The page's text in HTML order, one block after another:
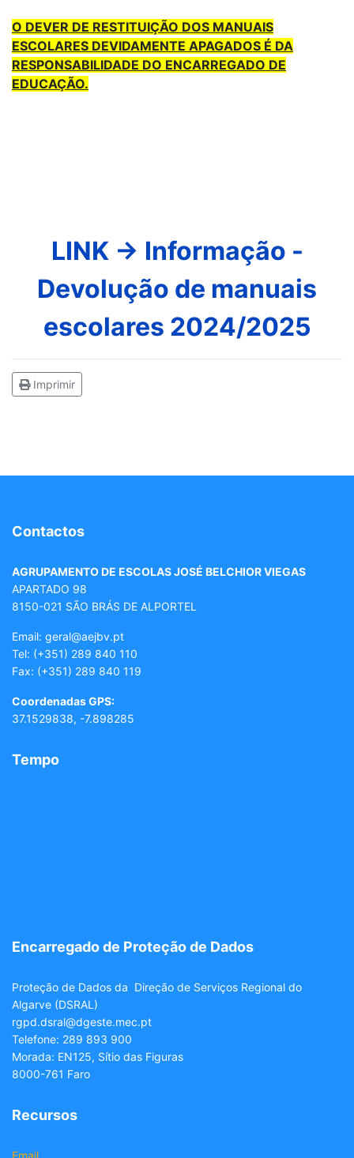
O DEVER DE RESTITUIÇÃO DOS MANUAIS
ESCOLARES DEVIDAMENTE APAGADOS É DA
RESPONSABILIDADE DO ENCARREGADO DE
EDUCAÇÃO.
LINK -> Informação -
Devolução de manuais
escolares 2024/2025
Imprimir
Contactos
AGRUPAMENTO DE ESCOLAS JOSÉ BELCHIOR VIEGAS
APARTADO 98
8150-021 SÃO BRÁS DE ALPORTEL
Email: geral@aejbv.pt
Tel: (+351) 289 840 110
Fax: (+351) 289 840 119
Coordenadas GPS:
37.1529838, -7.898285
Tempo
Encarregado de Proteção de Dados
Proteção de Dados da Direção de Serviços Regional do
Algarve (DSRAL)
rgpd.dsral@dgeste.mec.pt
Telefone: 289 893 900
Morada: EN125, Sítio das Figuras
8000-761 Faro
Recursos
Email